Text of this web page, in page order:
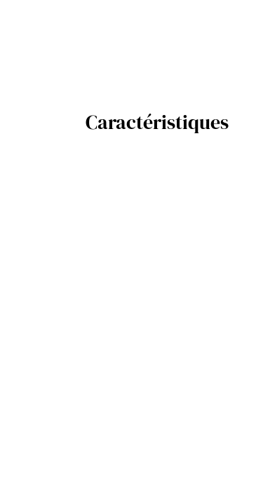
Caractéristiques